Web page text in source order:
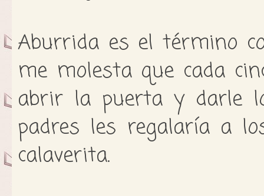
Aburrida es el término
me molesta que cada
abrir la puerta y darle
padres les regalaría a
calaverita.